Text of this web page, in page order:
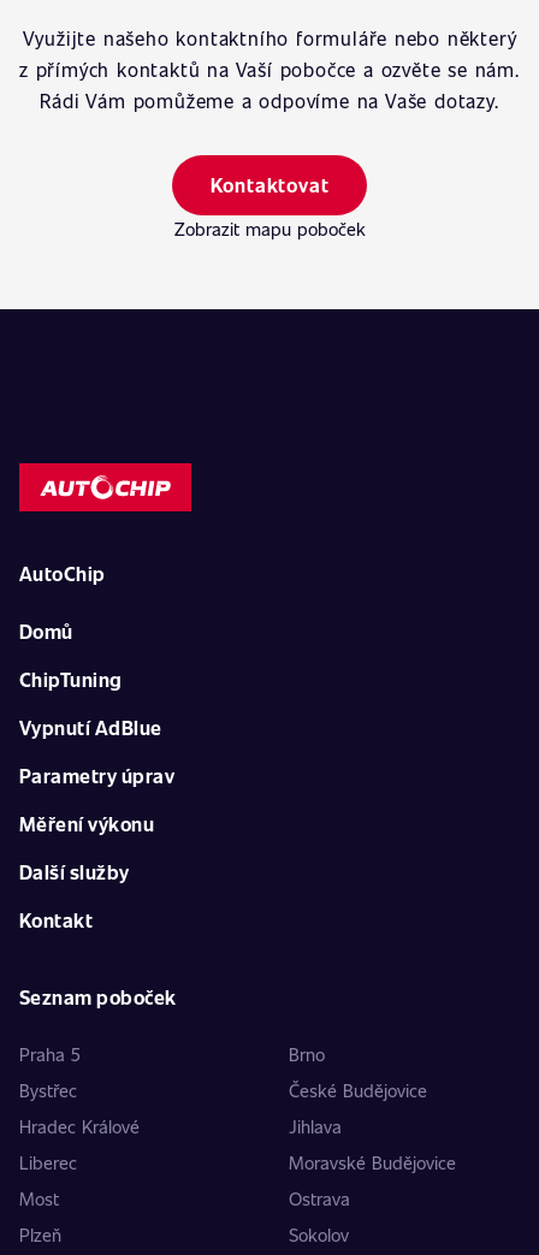
Využijte našeho kontaktního formuláře nebo některý
z přímých kontaktů na Vaší pobočce a ozvěte se nám.
Rádi Vám pomůžeme a odpovíme na Vaše dotazy.
Kontaktovat
Zobrazit mapu poboček
AutoChip
Domů
ChipTuning
Vypnutí AdBlue
Parametry úprav
Měření výkonu
Další služby
Kontakt
Seznam poboček
Praha 5
Brno
Bystřec
České Budějovice
Hradec Králové
Jihlava
Liberec
Moravské Budějovice
Most
Ostrava
Plzeň
Sokolov